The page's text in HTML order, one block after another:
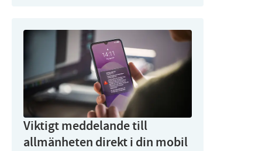
Viktigt meddelande till
allmänheten direkt i din mobil